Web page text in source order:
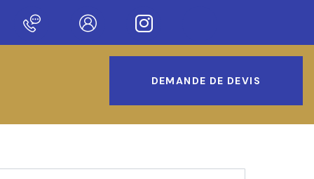
sur notre nouveau site !
DEMANDE DE DEVIS